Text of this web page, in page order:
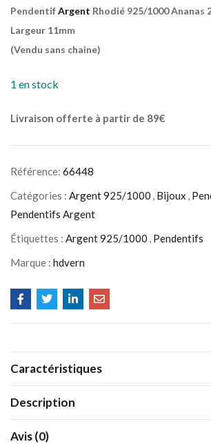
PendentifArgent Rhodié 925/1000 Ananas
Largeur 11mm
(Vendu sans chaine)
1 en stock
Livraison offerte à partir de 89€
Référence: 66448
Catégories : Argent 925/1000 , Bijoux ,
Pendentifs Argent
Étiquettes : Argent 925/1000 , Pendentifs
Marque : hdvern
Caractéristiques
Description
Avis (0)